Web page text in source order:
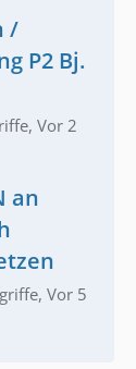
/
P2 Bj.
Vor 2
an
Vor 5